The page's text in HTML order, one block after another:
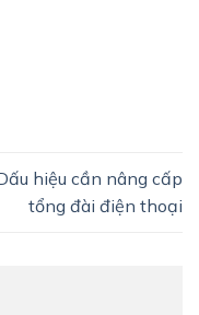
hiệu cần nâng cấp
tổng đài điện thoại